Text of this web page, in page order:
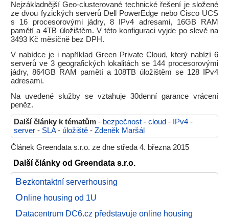
Nejzákladnější Geo-clusterované technické řešení je složené
ze dvou fyzických serverů Dell PowerEdge nebo Cisco UCS
s 16 procesorovými jádry, 8 IPv4 adresami, 16GB RAM
pamětí a 4TB úložištěm. V této konfiguraci vyjde po slevě na
3493 Kč měsíčně bez DPH.
V nabídce je i například Green Private Cloud, který nabízí 6
serverů ve 3 geografických lokalitách se 144 procesorovými
jádry, 864GB RAM pamětí a 108TB úložištěm se 128 IPv4
adresami.
Na uvedené služby se vztahuje 30denní garance vrácení
peněz.
Další články k tématům - bezpečnost - cloud - IPv4 -
server - SLA- úložiště - Zdeněk Maršál
Článek Greendata s.r.o. ze dne středa 4. března 2015
Další články od Greendata s.r.o.
Bezkontaktní serverhousing
Online housing od 1U
Datacentrum DC6.cz představuje online housing